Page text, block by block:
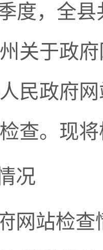
度，全
关于政
民政府
查。现
况
网站检